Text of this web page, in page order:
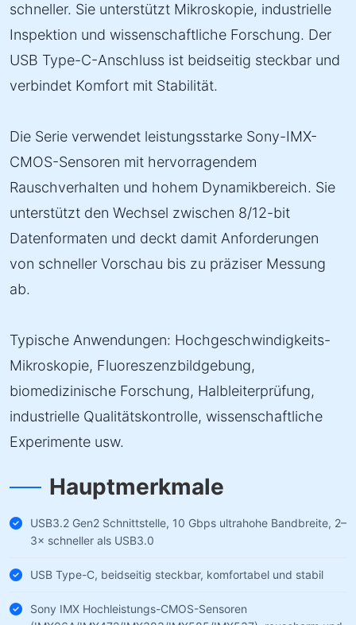
schneller. Sie unterstützt Mikroskopie, industrielle
Inspektion und wissenschaftliche Forschung. Der
USB Type-C-Anschluss ist beidseitig steckbar und
verbindet Komfort mit Stabilität.
Die Serie verwendet leistungsstarke Sony-IMX-
CMOS-Sensoren mit hervorragendem
Rauschverhalten und hohem Dynamikbereich. Sie
unterstützt den Wechsel zwischen 8/12-bit
Datenformaten und deckt damit Anforderungen
von schneller Vorschau bis zu präziser Messung
ab.
Typische Anwendungen: Hochgeschwindigkeits-
Mikroskopie, Fluoreszenzbildgebung,
biomedizinische Forschung, Halbleiterprüfung,
industrielle Qualitätskontrolle, wissenschaftliche
Experimente usw.
Hauptmerkmale
USB3.2 Gen2 Schnittstelle, 10 Gbps ultrahohe Bandbreite, 2–
3× schneller als USB3.0
USB Type-C, beidseitig steckbar, komfortabel und stabil
Sony IMX Hochleistungs-CMOS-Sensoren